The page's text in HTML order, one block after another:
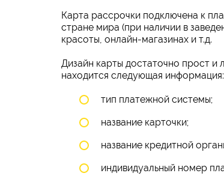
Карта рассрочки подключена к
стране мира (при наличии в
красоты, онлайн-магазинах и т.д.
Дизайн карты достаточно прост и
находится следующая информация:
тип платежной системы;
название карточки;
название кредитной
индивидуальный номер